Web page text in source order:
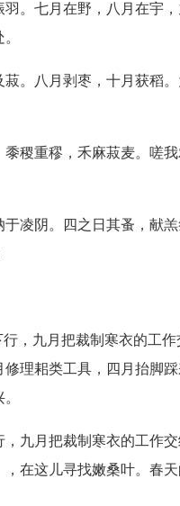
七月在野，八月在宇，
八月剥枣，十月获稻。
重穋，禾麻菽麦。嗟我
阴。四之日其蚤，献羔
九月把裁制寒衣的工作
理耜类工具，四月抬脚
月把裁制寒衣的工作交
在这儿寻找嫩桑叶。春